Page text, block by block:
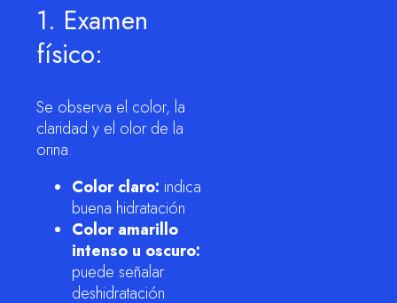
1. Examen
físico:
Se observa el color, la
claridad y el olor de la
orina.
Color claro: indica
buena hidratación
Color amarillo
intenso u oscuro:
puede señalar
deshidratación